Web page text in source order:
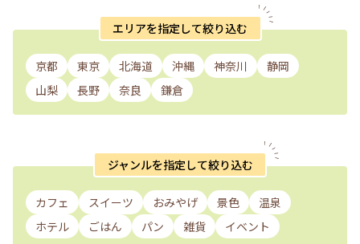
エリアを指定して絞り込む
京都 東京 北海道 沖縄 神奈川
静岡
山梨
長野 奈良 鎌倉
ジャンルを指定して絞り込む
カフェ スイーツ おみやげ 景色
温泉
ホテル
ごはん パン 雑貨 イベント